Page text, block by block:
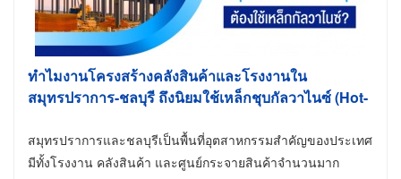
ทำไมงานโครงสร้างคลังสินค้าและโรงงานใน
สมุทรปราการ-ชลบุรี ถึงนิยมใช้เหล็กชุบกัลวาไนซ์ (Hot-
สมุทรปราการและชลบุรีเป็นพื้นที่อุตสาหกรรมสำคัญของประเทศ
มีทั้งโรงงาน คลังสินค้า และศูนย์กระจายสินค้าจำนวนมาก